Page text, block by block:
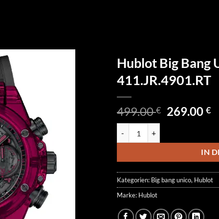
Hublot Big Bang
411.JR.4901.RT
499.00€
499.00 €
269.00€
IN
Kategorien: Big bang unico, Hublot
Marke: Hublot